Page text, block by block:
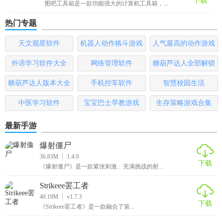
图吧工具箱是一款功能强大的计算机工具箱，...
热门专题
天文观星软件
机器人动作格斗游戏
大全
人气最高的动作游戏
排行榜
外语学习软件大全 网络管理软件
糖葫芦达人全部解锁
版
糖葫芦达人版本大全 手机控车软件 智慧校园生活
中医学习软件 宝宝巴士早教游戏 生存策略游戏合集
最新手游
爆射僵尸
36.83M
1.4.0
《爆射僵尸》是一款紧张刺激、充满挑战的射...
下载
Strikeee罢工者
40.19M
v1.7.3
《Strikeee罢工者》是一款融合了策...
下载